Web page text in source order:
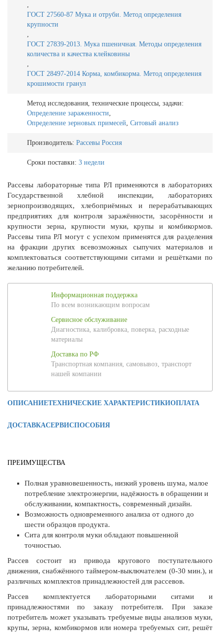
ГОСТ 27560-87 Мука и отруби. Метод определения
крупности
ГОСТ 27839-2013. Мука пшеничная. Методы определения
количества и качества клейковины
ГОСТ 28497-2014 Корма, комбикорма. Метод определения
крошимости гранул
Метод исследования, технические процессы, задачи:
Определение зараженности
Определение зерновых примесей Ситовый анализ
Производитель: Рассевы Россия
Сроки поставки: 3 недели
Рассевы лабораторные типа РЛ применяются в лабораториях
Государственной хлебной инспекции, лабораториях
зернопроизводящих, хлебоприёмных и перерабатывающих
предприятиях для контроля заражённости, засорённости и
крупности зерна, крупности муки, крупы и комбикормов.
Рассевы типа РЛ могут с успехом применятся для разделения
на фракции других всевозможных сыпучих материалов и
комплектоваться соответствующими ситами и решётками по
желанию потребителей.
Информационная поддержка
По всем возникающим вопросам
Сервисное обслуживание
Диагностика, калибровка, поверка, расходные
материалы
Доставка по РФ
Транспортная компания, самовывоз, транспорт
нашей компании
ОПИСАНИЕТЕХНИЧЕСКИЕ ХАРАКТЕРИСТИКИОПЛАТА
ДОСТАВКАСЕРВИСПОСОБИЯ
ПРЕИМУЩЕСТВА
Полная уравновешенность, низкий уровень шума, малое
потребление электроэнергии, надёжность в обращении и
обслуживании, компактность, современный дизайн.
Возможность одновременного анализа от одного до
шести образцов продукта.
Сита для контроля муки обладают повышенной
точностью.
Рассев состоит из привода кругового поступательного
движения, снабжённого таймером-выключателем (0-30 мин.), и
различных комплектов принадлежностей для рассевов.
Рассев комплектуется лабораторными ситами и
принадлежностями по заказу потребителя. При заказе
потребитель может указывать требуемые виды анализов муки,
крупы, зерна, комбикормов или номера требуемых сит, решёт